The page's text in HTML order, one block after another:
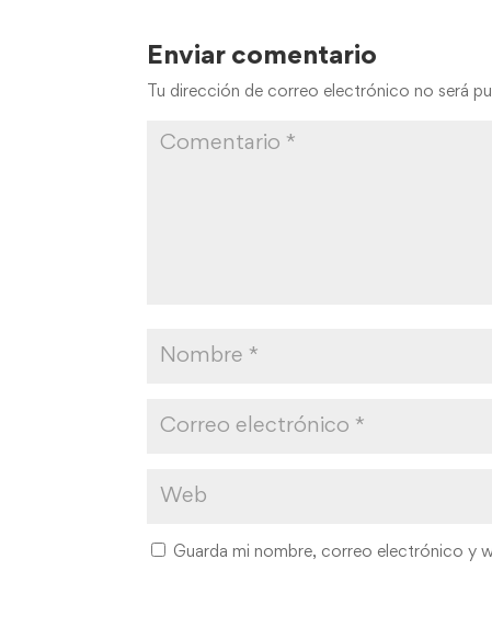
Enviar comentario
Tu dirección de correo electrónico no será
Guarda mi nombre, correo electrónico y